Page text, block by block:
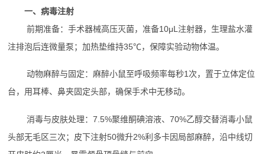
一、病毒注射
前期准备：手术器械高压灭菌，准备10μL注射器，生理盐水灌
注排泡后连微量泵；加热垫维持35℃，保障实验动物体温。
动物麻醉与固定：麻醉小鼠至呼吸频率每秒1次，置于立体定位
台，用耳棒、鼻夹固定头部，确保手术中无移动。
消毒与皮肤处理：7.5%聚维酮碘溶液、70%乙醇交替消毒小鼠
头部无毛区三次；皮下注射50微升2%利多卡因局部麻醉，沿中线切